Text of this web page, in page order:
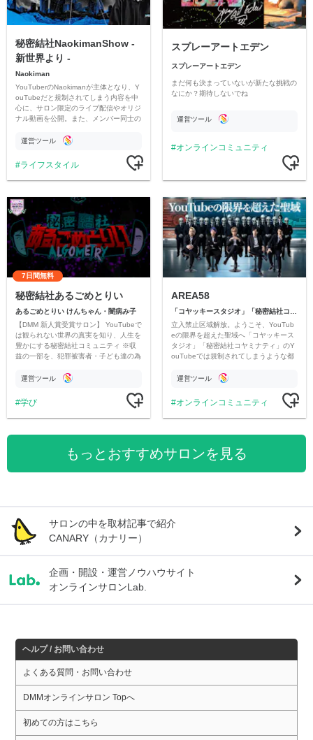
秘密結社NaokimanShow -
新世界より -
Naokiman
YouTuberのNaokimanが主体となり、Y
ouTubeだと規制されてしまう内容を中
心に、サロン限定のライブ配信やオリジ
ナル動画を公開。また、メンバー同士の
ただいています。
運営ツール
ライフスタイル
スプレーアートエデン
スプレーアートエデン
まだ何も決まっていないが新たな挑戦の
なにか？期待しないでね
運営ツール
オンラインコミュニティ
7日間無料
秘密結社あるごめとりい
あるごめとりい けんちゃん・闇病み子
【DMM 新人賞受賞サロン】 YouTubeで
は観られない世界の真実を知り、人生を
豊かにする秘密結社コミュニティ ※収
益の一部を、犯罪被害者・子ども達の為
す運営ツール
学び
AREA58
立入禁止区域解放。ようこそ、YouTub
eの限界を超えた聖域へ「コヤッキース
タジオ」「秘密結社コヤミナティ」のY
ouTubeでは規制されてしまうような都
公開。
運営ツール
オンラインコミュニティ
もっとおすすめサロンを見る
サロンの中を取材記事で紹介
CANARY（カナリー）
企画・開設・運営ノウハウサイト
オンラインサロンLab.
ヘルプ / お問い合わせ
よくある質問・お問い合わせ
DMMオンラインサロン Topへ
初めての方はこちら